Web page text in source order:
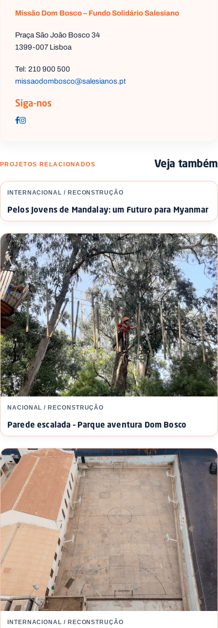
Missão Dom Bosco – Fundo Solidário Salesiano
Praça São João Bosco 34
1399-007 Lisboa
Tel: 210 900 500
missaodombosco@salesianos.pt
Siga-nos
PROJETOS RELACIONADOS Veja também
INTERNACIONAL / RECONSTRUÇÃO
Pelos Jovens de Mandalay: um Futuro para Myanmar
NACIONAL / RECONSTRUÇÃO
Parede escalada – Parque aventura Dom Bosco
INTERNACIONAL / RECONSTRUÇÃO